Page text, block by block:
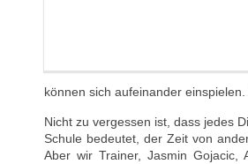
können sich aufeinander
Nicht zu vergessen ist, dass jedes
Schule bedeutet, der Zeit von
Aber wir Trainer, Jasmin